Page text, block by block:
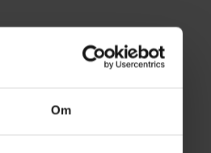
Om
Central?